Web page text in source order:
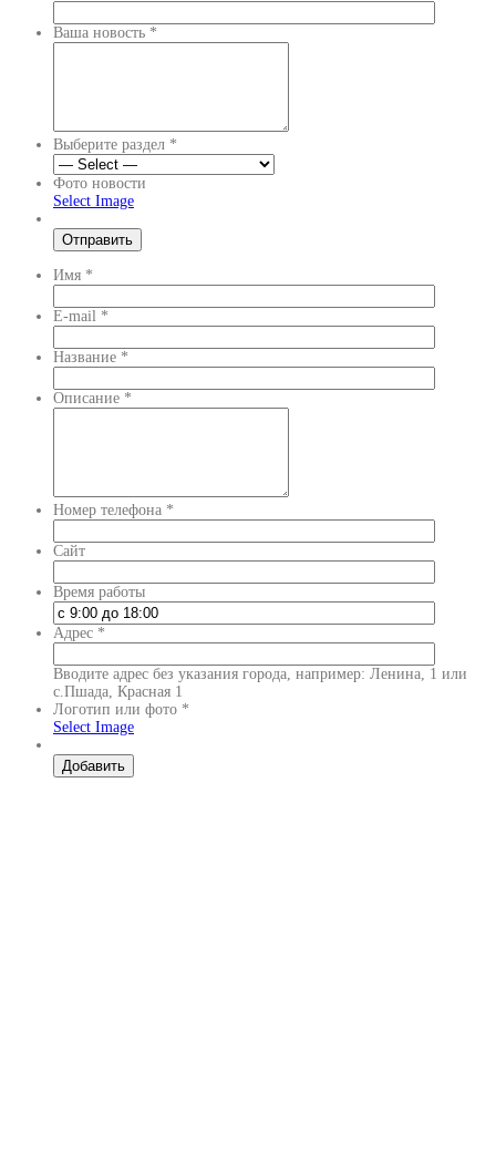
Ваша новость *
Выберите раздел *
Фото новости
Select Image
Имя *
E-mail *
Название *
Описание *
Номер телефона *
Сайт
Время работы
Адрес *
Вводите адрес без указания города, например: Ленина, 1 или
с.Пшада, Красная 1
Логотип или фото *
Select Image